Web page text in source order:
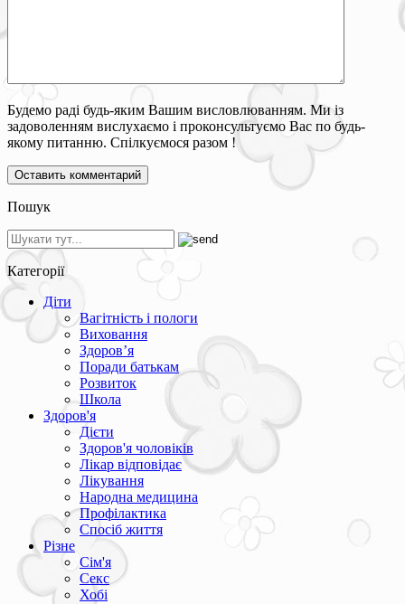
Будемо раді будь-яким Вашим висловлюванням. Ми із
задоволенням вислухаємо і проконсультуємо Вас по будь-
якому питанню. Спілкуємося разом !
Пошук
Категорії
Діти
Вагітність і пологи
Виховання
Здоров’я
Поради батькам
Розвиток
Школа
Здоров'я
Дієти
Здоров'я чоловіків
Лікар відповідає
Лікування
Народна медицина
Профілактика
Спосіб життя
Різне
Сім'я
Секс
Хобі